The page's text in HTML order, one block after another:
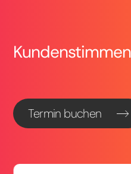
Kundenstimmen
Termin buchen